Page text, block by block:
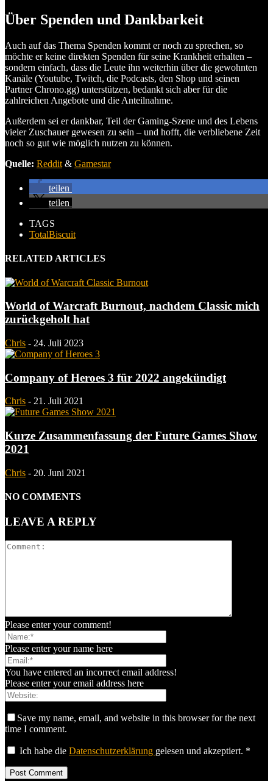
Über Spenden und Dankbarkeit
Auch auf das Thema Spenden kommt er noch zu sprechen, so
möchte er keine direkten Spenden für seine Krankheit erhalten –
sondern einfach, dass die Leute ihn weiterhin über die gewohnten
Kanäle (Youtube, Twitch, die Podcasts, den Shop und seinen
Partner Chrono.gg) unterstützen, bedankt sich aber für die
zahlreichen Angebote und die Anteilnahme.
Außerdem sei er dankbar, Teil der Gaming-Szene und des Lebens
vieler Zuschauer gewesen zu sein – und hofft, die verbliebene Zeit
noch so gut wie möglich nutzen zu können.
Quelle: Reddit & Gamestar
teilen
teilen
TAGS
TotalBiscuit
RELATED ARTICLES
World of Warcraft Burnout, nachdem Classic mich
zurückgeholt hat
Chris - 24. Juli 2023
Company of Heroes 3 für 2022 angekündigt
Chris - 21. Juli 2021
Kurze Zusammenfassung der Future Games Show
2021
Chris - 20. Juni 2021
NO COMMENTS
LEAVE A REPLY
Please enter your comment!
Please enter your name here
You have entered an incorrect email address!
Please enter your email address here
Save my name, email, and website in this browser for the next
time I comment.
Ich habe die Datenschutzerklärung gelesen und akzeptiert. *